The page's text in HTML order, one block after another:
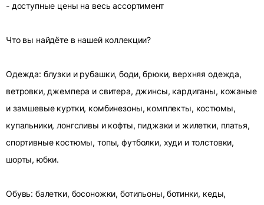
- доступные цены на весь ассортимент
Что вы найдёте в нашей коллекции?
Одежда: блузки и рубашки, боди, брюки, верхняя одежда,
ветровки, джемпера и свитера, джинсы, кардиганы, кожаные
и замшевые куртки, комбинезоны, комплекты, костюмы,
купальники, лонгсливы и кофты, пиджаки и жилетки, платья,
спортивные костюмы, топы, футболки, худи и толстовки,
шорты, юбки.
Обувь: балетки, босоножки, ботильоны, ботинки, кеды,